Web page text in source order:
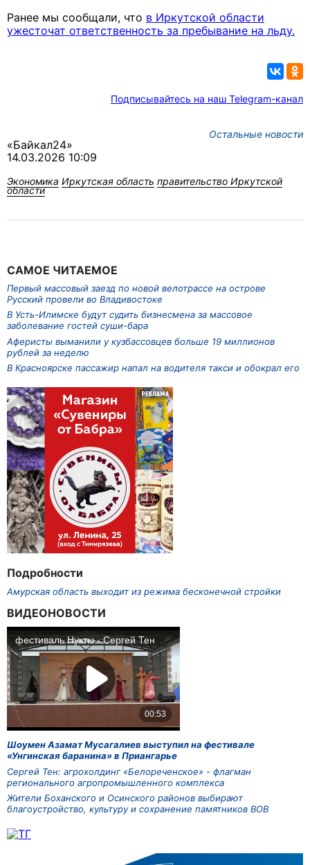
Ранее мы сообщали, что в Иркутской области
ужесточат ответственность за пребывание на льду.
Подписывайтесь на наш Telegram-канал
Остальные новости
«Байкал24»
14.03.2026 10:09
Экономика Иркутская область правительство Иркутской
области
САМОЕ ЧИТАЕМОЕ
Первый массовый заезд по новой велотрассе на острове
Русский провели во Владивостоке
В Усть-Илимске будут судить бизнесмена за массовое
заболевание гостей суши-бара
Аферисты выманили у кузбассовцев больше 19 миллионов
рублей за неделю
В Красноярске пассажир напал на водителя такси и обокрал его
Подробности
Амурская область выходит из режима бесконечной стройки
ВИДЕОНОВОСТИ
Шоумен Азамат Мусагалиев выступил на фестивале
«Унгинская баранина» в Приангарье
Сергей Тен: агрохолдинг «Белореченское» - флагман
регионального агропромышленного комплекса
Жители Боханского и Осинского районов выбирают
благоустройство, культуру и сохранение памятников ВОВ